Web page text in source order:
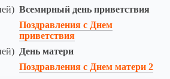
Всемирный день приветствия
Поздравления с Днем
приветствия
День матери
Поздравления с Днем матери 2